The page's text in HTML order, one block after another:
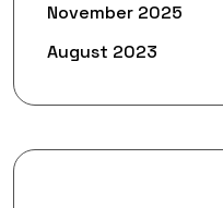
November 2025
August 2023